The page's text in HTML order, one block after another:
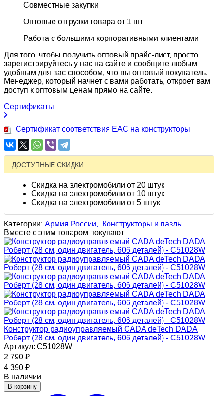
Совместные закупки
Оптовые отгрузки товара от 1 шт
Работа с большими корпоративными клиентами
Для того, чтобы получить оптовый прайс-лист, просто
зарегистрируйтесь у нас на сайте и сообщите любым
удобным для вас способом, что вы оптовый покупатель.
Менеджер, который начнет с вами работать, откроет вам
доступ к оптовым ценам прямо на сайте.
Сертификаты
Сертификат соответствия EAC на конструкторы
ДОСТУПНЫЕ СКИДКИ
Скидка на электромобили от 20 штук
Скидка на электромобили от 10 штук
Скидка на электромобили от 5 штук
Категории: Армия России,
Конструкторы и пазлы
Вместе с этим товаром покупают
Конструктор радиоуправляемый CADA deTech DADA
Роберт (28 см, один двигатель, 606 деталей) - C51028W
Артикул: C51028W
2 790 ₽
4 390 ₽
В наличии
В корзину